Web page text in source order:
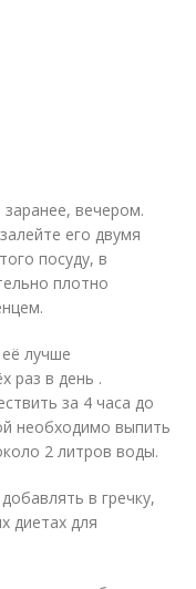
вечером.
его двумя
посуду, в
плотно
лучше
раз в день .
за 4 часа до
необходимо выпить
2 литров воды.
в гречку,
диетах для